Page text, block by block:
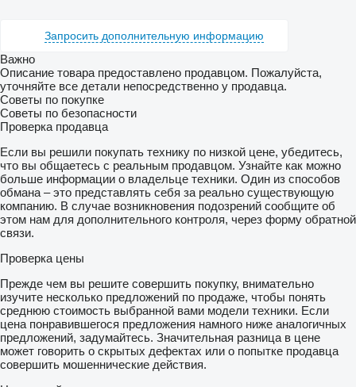
Запросить дополнительную информацию
Важно
Описание товара предоставлено продавцом. Пожалуйста,
уточняйте все детали непосредственно у продавца.
Советы по покупке
Советы по безопасности
Проверка продавца
Если вы решили покупать технику по низкой цене, убедитесь,
что вы общаетесь с реальным продавцом. Узнайте как можно
больше информации о владельце техники. Один из способов
обмана – это представлять себя за реально существующую
компанию. В случае возникновения подозрений сообщите об
этом нам для дополнительного контроля, через форму обратной
связи.
Проверка цены
Прежде чем вы решите совершить покупку, внимательно
изучите несколько предложений по продаже, чтобы понять
среднюю стоимость выбранной вами модели техники. Если
цена понравившегося предложения намного ниже аналогичных
предложений, задумайтесь. Значительная разница в цене
может говорить о скрытых дефектах или о попытке продавца
совершить мошеннические действия.